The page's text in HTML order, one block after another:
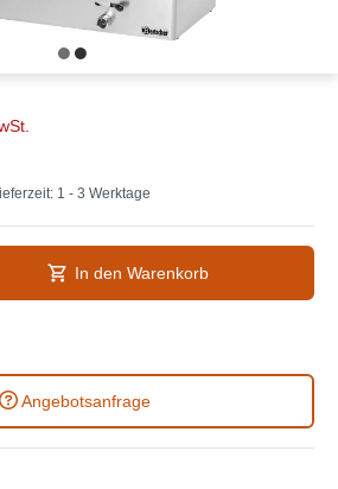
1 - 3 Werktage
In den Warenkorb
Angebotsanfrage